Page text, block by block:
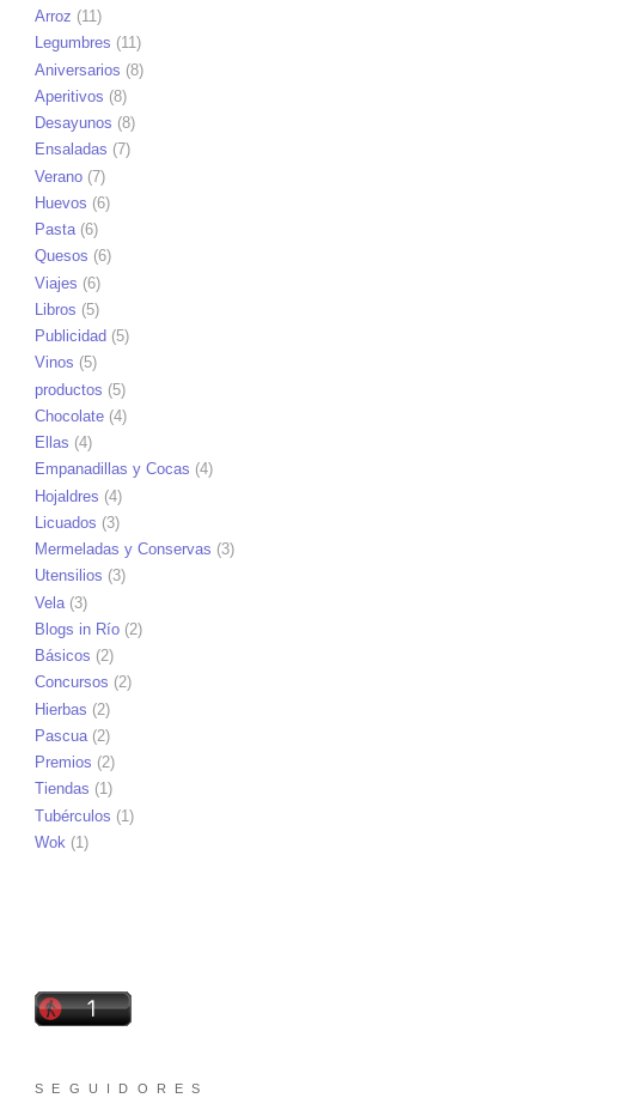
Arroz (11)
Legumbres (11)
Aniversarios (8)
Aperitivos (8)
Desayunos (8)
Ensaladas (7)
Verano (7)
Huevos (6)
Pasta(6)
Quesos (6)
Viajes (6)
Libros (5)
Publicidad (5)
Vinos (5)
productos (5)
Chocolate (4)
Ellas (4)
Empanadillas y Cocas (4)
Hojaldres (4)
Licuados (3)
Mermeladas y Conservas (3)
Utensilios (3)
Vela (3)
Blogs in Río (2)
Básicos (2)
Concursos (2)
Hierbas (2)
Pascua (2)
Premios (2)
Tiendas (1)
Tubérculos (1)
Wok (1)
S E G U I D O R E S